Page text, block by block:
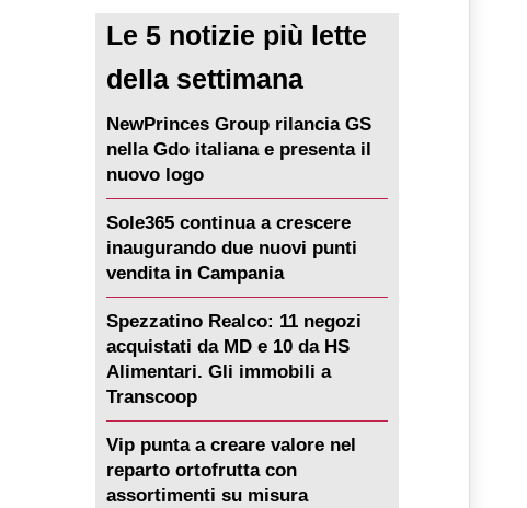
Le 5 notizie più lette
della settimana
NewPrinces Group rilancia GS
nella Gdo italiana e presenta il
nuovo logo
Sole365 continua a crescere
inaugurando due nuovi punti
vendita in Campania
Spezzatino Realco: 11 negozi
acquistati da MD e 10 da HS
Alimentari. Gli immobili a
Transcoop
Vip punta a creare valore nel
reparto ortofrutta con
assortimenti su misura